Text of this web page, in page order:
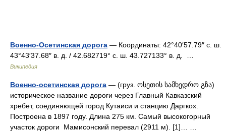
Военно-Осетинская дорога — Координаты: 42°40′57.79″ с. ш.
43°43′37.68″ в. д. / 42.682719° с. ш. 43.727133° в. д. …
Википедия
Военно-осетинская дорога — (груз. ოსეთის სამხედრო გზა)
историческое название дороги через Главный Кавказский
хребет, соединяющей город Кутаиси и станцию Даргкох.
Построена в 1897 году. Длина 275 км. Самый высокогорный
участок дороги Мамисонский перевал (2911 м). [1]… …